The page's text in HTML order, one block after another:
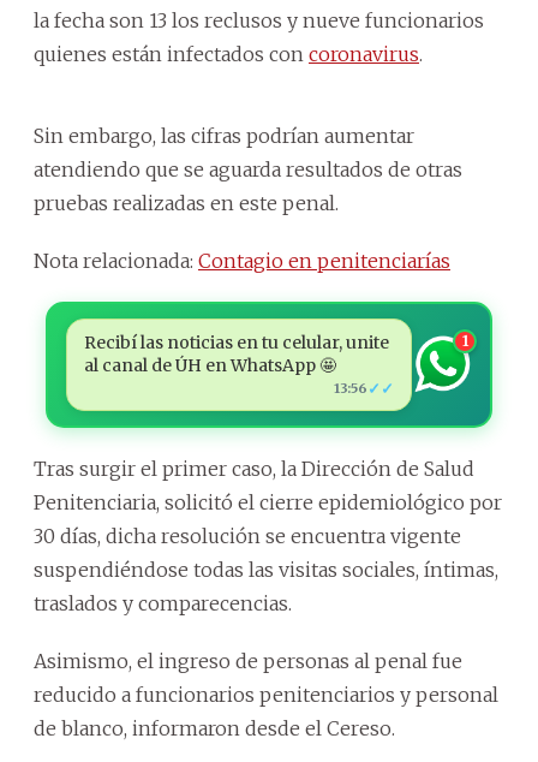
la fecha son 13 los reclusos y nueve funcionarios
quienes están infectados con coronavirus.
Sin embargo, las cifras podrían aumentar
atendiendo que se aguarda resultados de otras
pruebas realizadas en este penal.
Nota relacionada: Contagio en penitenciarías
Recibí las noticias en tu celular, unite
al canal de ÚH en WhatsApp 🤩
13:56 ✓✓
1
Tras surgir el primer caso, la Dirección de Salud
Penitenciaria, solicitó el cierre epidemiológico por
30 días, dicha resolución se encuentra vigente
suspendiéndose todas las visitas sociales, íntimas,
traslados y comparecencias.
Asimismo, el ingreso de personas al penal fue
reducido a funcionarios penitenciarios y personal
de blanco, informaron desde el Cereso.